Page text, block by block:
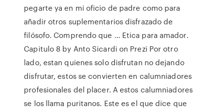
pegarte ya en mi oficio de padre como para
añadir otros suplementarios disfrazado de
filósofo. Comprendo que … Etica para amador.
Capitulo 8 by Anto Sicardi on Prezi Por otro
lado, estan quienes solo disfrutan no dejando
disfrutar, estos se convierten en calumniadores
profesionales del placer. A estos calumniadores
se los llama puritanos. Este es el que dice que